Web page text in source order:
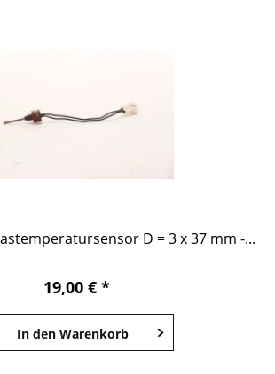
D = 3 x 37 mm -...
19,00 € *
In den Warenkorb